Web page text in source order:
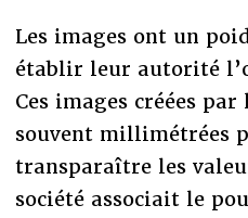
Les images ont un
établir leur autorité
Ces images créées
souvent millimétrées
transparaître les
société associait le